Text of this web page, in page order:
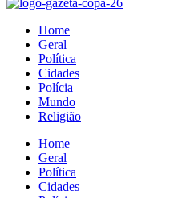
Home
Geral
Política
Cidades
Polícia
Mundo
Religião
Home
Geral
Política
Cidades